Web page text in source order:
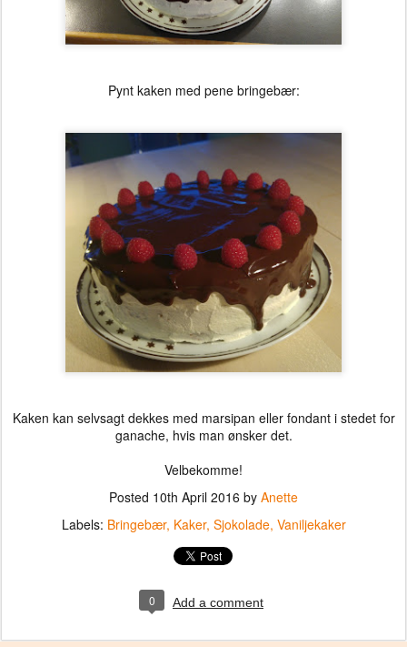
Pynt kaken med pene bringebær:
Kaken kan selvsagt dekkes med marsipan eller fondant i stedet for
ganache, hvis man ønsker det.
Velbekomme!
Posted 10th April 2016 by Anette
Labels: Bringebær Kaker Sjokolade Vaniljekaker
0 Add a comment